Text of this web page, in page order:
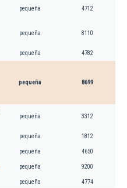
pequeña 4712
pequeña 8110
pequeña 4782
pequeña 8699
pequeña 3312
pequeña 1812
pequeña 4650
pequeña 9200
pequeña 4774